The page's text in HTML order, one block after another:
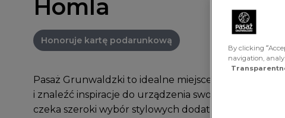
Homla
Honoruje kartę podarunkową
Pasaż Grunwaldzki to idealne miejsce, by odkryć
i znaleźć inspiracje do urządzenia swojego wnętrza.
czeka szeroki wybór stylowych dodatków, tekstyliów
By clicking
navigation,